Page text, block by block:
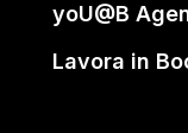
yoU@B
Lavora in